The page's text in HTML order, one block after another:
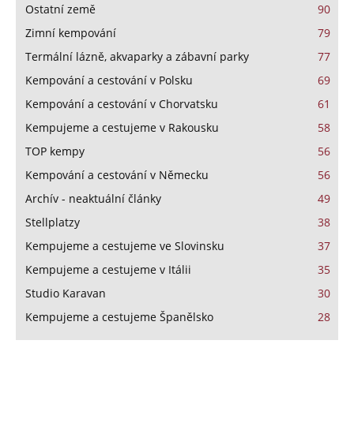
Ostatní země
90
Zimní kempování
79
Termální lázně, akvaparky a zábavní parky
77
Kempování a cestování v Polsku
69
Kempování a cestování v Chorvatsku
61
Kempujeme a cestujeme v Rakousku
58
TOP kempy
56
Kempování a cestování v Německu
56
Archív - neaktuální články
49
Stellplatzy
38
Kempujeme a cestujeme ve Slovinsku
37
Kempujeme a cestujeme v Itálii
35
Studio Karavan
30
Kempujeme a cestujeme Španělsko
28